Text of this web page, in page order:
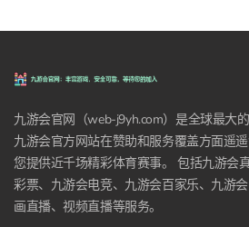
九游会官网（web-j9yh.com）是全球最大
九游会官方网站在赞助和服务覆盖方面遥
您提供近千场精彩体育赛事。 包括九游会
彩票、九游会电竞、九游会百家乐、九游
画直播、视频直播等服务。